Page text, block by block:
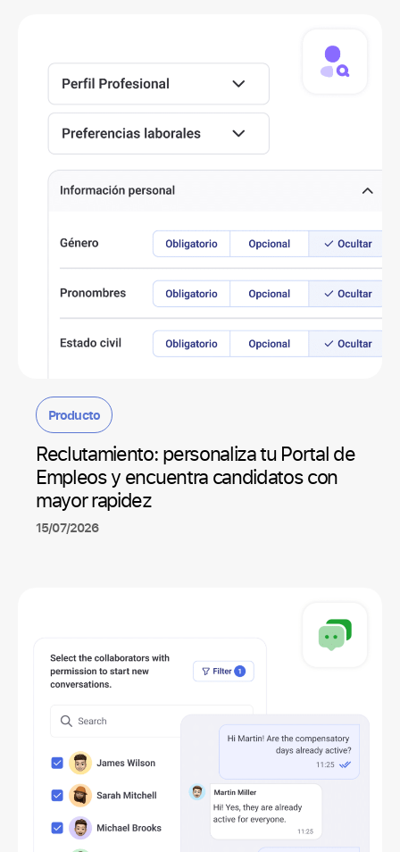
Producto
Reclutamiento: personaliza tu Portal de
Empleos y encuentra candidatos con
mayor rapidez
15/07/2026